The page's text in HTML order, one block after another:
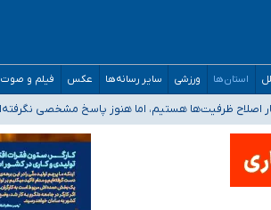
استان‌ها ورزشی سایر رسانه‌ها عکس فیلم و صوت
دکترای تخصصی جغرافیای نظامی دافوس آجا
هشدار